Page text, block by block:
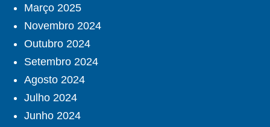
Março 2025
Novembro 2024
Outubro 2024
Setembro 2024
Agosto 2024
Julho 2024
Junho 2024